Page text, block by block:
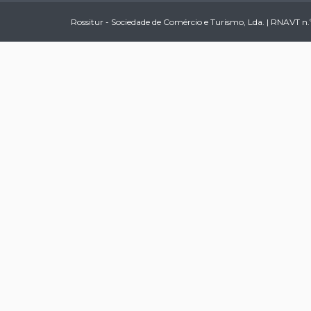
Rossitur - Sociedade de Comércio e Turismo, Lda. | RNAVT